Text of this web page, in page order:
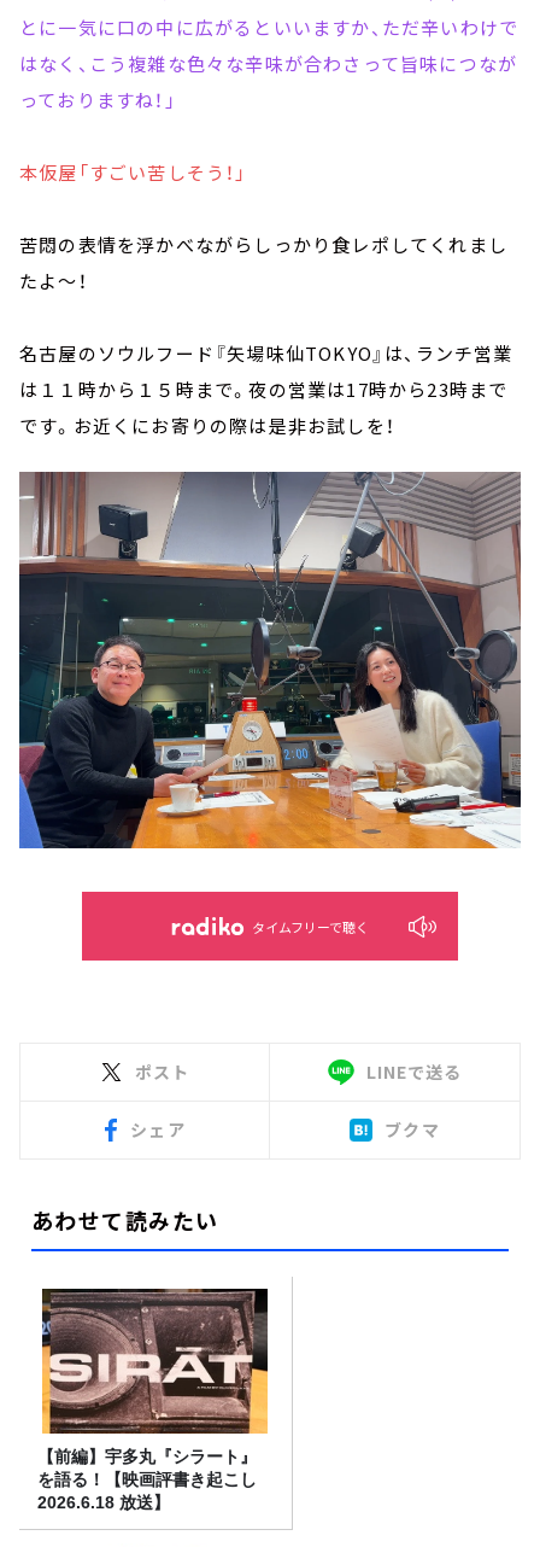
とに一気に口の中に広がるといいますか、ただ辛いわけで
はなく、こう複雑な色々な辛味が合わさって旨味につなが
っておりますね！」
本仮屋「すごい苦しそう！」
苦悶の表情を浮かべながらしっかり食レポしてくれまし
たよ～！
名古屋のソウルフード『矢場味仙TOKYO』は、ランチ営業
は１１時から１５時まで。夜の営業は17時から23時まで
です。お近くにお寄りの際は是非お試しを！
タイムフリーで聴く
ポスト LINEで送る
シェア ブクマ
あわせて読みたい
【前編】宇多丸『シラート』
を語る！【映画評書き起こし
2026.6.18 放送】